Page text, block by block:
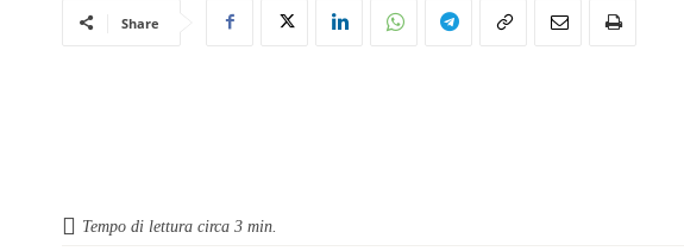
Share
Tempo di lettura circa 3 min.